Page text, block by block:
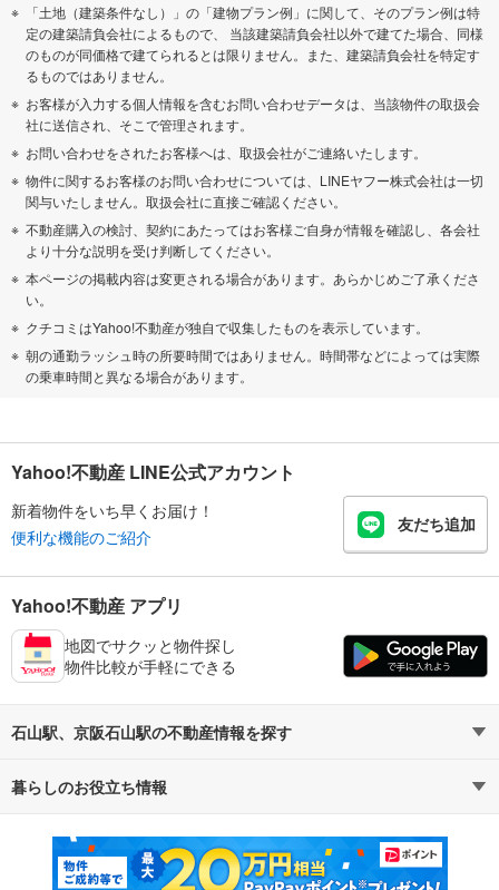
「土地（建築条件なし）」の「建物プラン例」に関して、そのプラン例は特
定の建築請負会社によるもので、 当該建築請負会社以外で建てた場合、同様
のものが同価格で建てられるとは限りません。また、建築請負会社を特定す
るものではありません。
お客様が入力する個人情報を含むお問い合わせデータは、当該物件の取扱会
社に送信され、そこで管理されます。
お問い合わせをされたお客様へは、取扱会社がご連絡いたします。
物件に関するお客様のお問い合わせについては、LINEヤフー株式会社は一切
関与いたしません。取扱会社に直接ご確認ください。
不動産購入の検討、契約にあたってはお客様ご自身が情報を確認し、各会社
より十分な説明を受け判断してください。
本ページの掲載内容は変更される場合があります。あらかじめご了承くださ
い。
クチコミはYahoo!不動産が独自で収集したものを表示しています。
朝の通勤ラッシュ時の所要時間ではありません。時間帯などによっては実際
の乗車時間と異なる場合があります。
Yahoo!不動産 LINE公式アカウント
新着物件をいち早くお届け！
便利な機能のご紹介
友だち追加
Yahoo!不動産 アプリ
地図でサクッと物件探し
物件比較が手軽にできる
石山駅、京阪石山駅の不動産情報を探す
不動産・住宅
新築マンション 中古マンション
暮らしのお役立ち情報
マンションカタログ 教えて！住まいの先生